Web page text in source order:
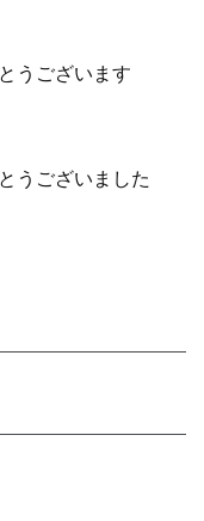
うございます
うございました